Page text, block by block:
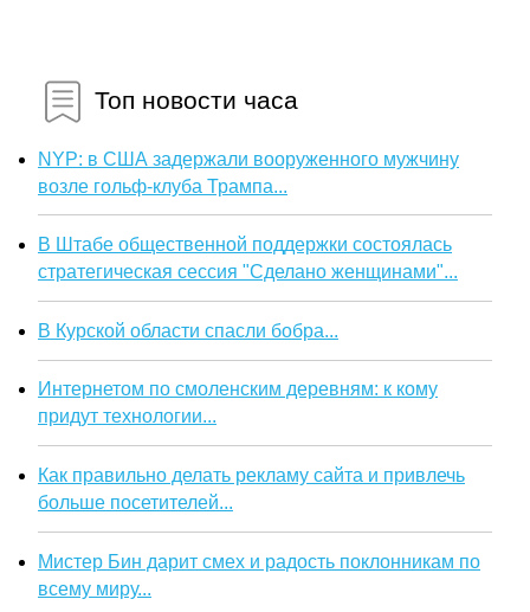
Топ новости часа
NYP: в США задержали вооруженного мужчину
возле гольф-клуба Трампа...
В Штабе общественной поддержки состоялась
стратегическая сессия "Сделано женщинами"...
В Курской области спасли бобра...
Интернетом по смоленским деревням: к кому
придут технологии...
Как правильно делать рекламу сайта и привлечь
больше посетителей...
Мистер Бин дарит смех и радость поклонникам по
всему миру...